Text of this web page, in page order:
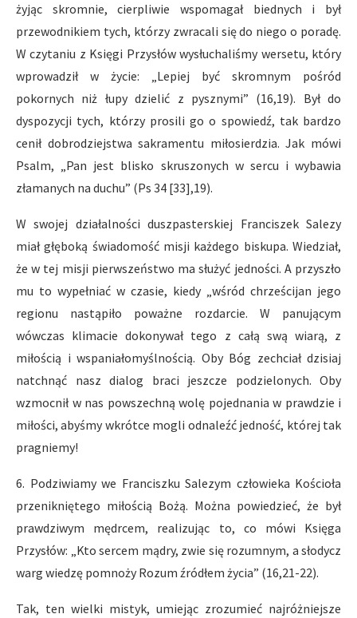
żyjąc skromnie, cierpliwie wspomagał biednych i był
przewodnikiem tych, którzy zwracali się do niego o poradę.
W czytaniu z Księgi Przysłów wysłuchaliśmy wersetu, który
wprowadził w życie: „Lepiej być skromnym pośród
pokornych niż łupy dzielić z pysznymi” (16,19). Był do
dyspozycji tych, którzy prosili go o spowiedź, tak bardzo
cenił dobrodziejstwa sakramentu miłosierdzia. Jak mówi
Psalm, „Pan jest blisko skruszonych w sercu i wybawia
złamanych na duchu” (Ps 34 [33],19).
W swojej działalności duszpasterskiej Franciszek Salezy
miał głęboką świadomość misji każdego biskupa. Wiedział,
że w tej misji pierwszeństwo ma służyć jedności. A przyszło
mu to wypełniać w czasie, kiedy „wśród chrześcijan jego
regionu nastąpiło poważne rozdarcie. W panującym
wówczas klimacie dokonywał tego z całą swą wiarą, z
miłością i wspaniałomyślnością. Oby Bóg zechciał dzisiaj
natchnąć nasz dialog braci jeszcze podzielonych. Oby
wzmocnił w nas powszechną wolę pojednania w prawdzie i
miłości, abyśmy wkrótce mogli odnaleźć jedność, której tak
pragniemy!
6. Podziwiamy we Franciszku Salezym człowieka Kościoła
przenikniętego miłością Bożą. Można powiedzieć, że był
prawdziwym mędrcem, realizując to, co mówi Księga
Przysłów: „Kto sercem mądry, zwie się rozumnym, a słodycz
warg wiedzę pomnoży Rozum źródłem życia” (16,21-22).
Tak, ten wielki mistyk, umiejąc zrozumieć najróżniejsze